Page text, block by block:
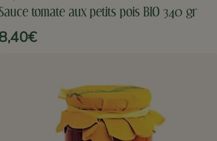
tomate aux petits pois BIO 340 gr